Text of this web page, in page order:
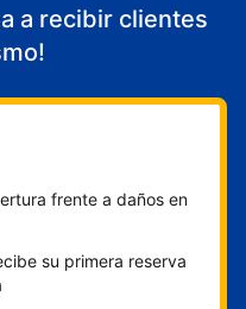
a recibir clientes
frente a daños en
su primera reserva